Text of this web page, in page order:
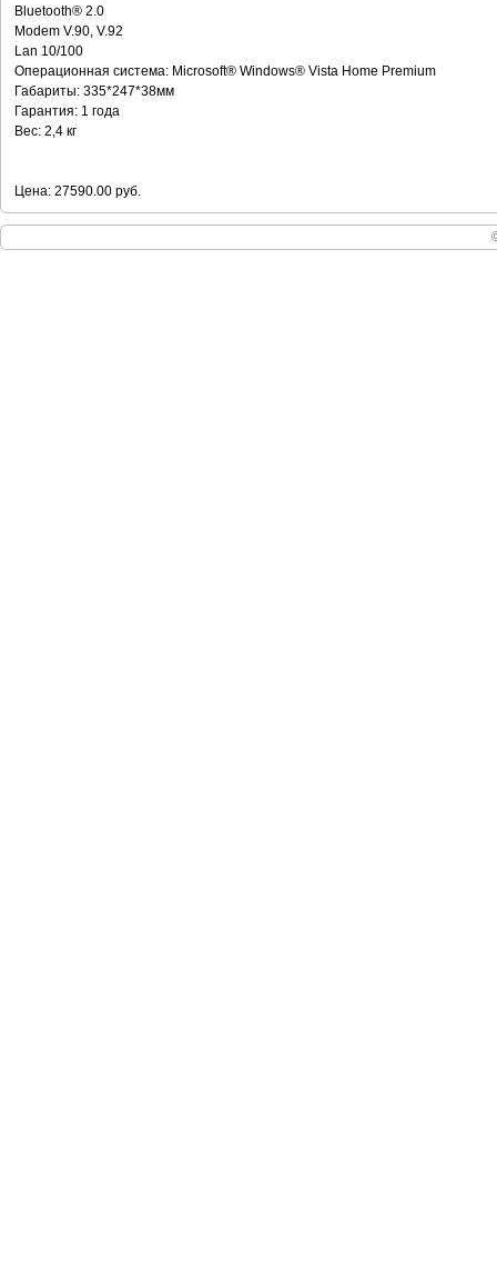
Bluetooth® 2.0
Modem V.90, V.92
Lan 10/100
Операционная система: Microsoft® Windows® Vista Home Premium
Габариты: 335*247*38мм
Гарантия: 1 года
Вес: 2,4 кг
Цена: 27590.00 руб.